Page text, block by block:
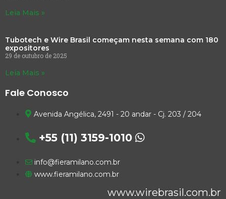
Leia Mais »
Tubotech e Wire Brasil começam nesta semana com 180
expositores
29 de outubro de 2025
Leia Mais »
Fale Conosco
Avenida Angélica, 2491 - 20 andar - Cj. 203 / 204
+55 (11) 3159-1010
info@fieramilano.com.br
www.fieramilano.com.br
www.wirebrasil.com.br